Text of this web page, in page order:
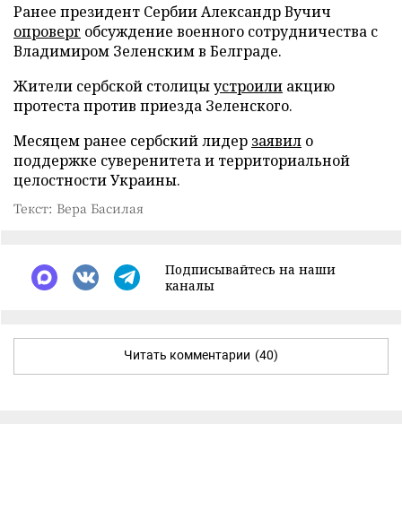
Ранее президент Сербии Александр Вучич
опроверг обсуждение военного сотрудничества с
Владимиром Зеленским в Белграде.
Жители сербской столицыустроили акцию
протеста против приезда Зеленского.
Месяцем ранее сербский лидер заявил о
поддержке суверенитета и территориальной
целостности Украины.
Текст: Вера Басилая
Подписывайтесь на наши
каналы
Читать комментарии (40)